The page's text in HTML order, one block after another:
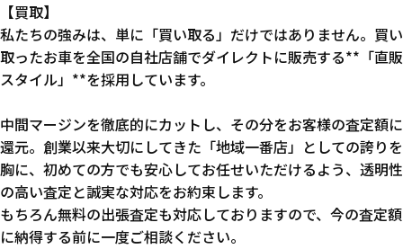
【買取】
私たちの強みは、単に「買い取る」だけではありません。買い
取ったお車を全国の自社店舗でダイレクトに販売する**「直販
スタイル」**を採用しています。
中間マージンを徹底的にカットし、その分をお客様の査定額に
還元。創業以来大切にしてきた「地域一番店」としての誇りを
胸に、初めての方でも安心してお任せいただけるよう、透明性
の高い査定と誠実な対応をお約束します。
もちろん無料の出張査定も対応しておりますので、今の査定額
に納得する前に一度ご相談ください。